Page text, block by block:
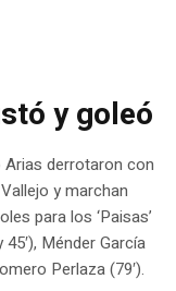
y goleó
Arias derrotaron con
y marchan
para los ‘Paisas’
Ménder García
Perlaza (79′).